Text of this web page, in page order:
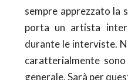
sempre apprezzato la
porta un artista
durante le interviste.
caratterialmente
generale. Sarà per